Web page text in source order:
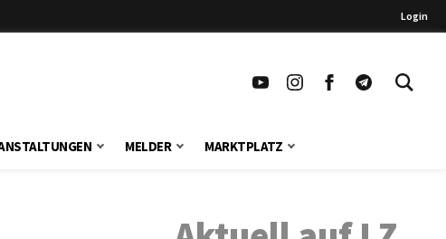
Login
MELDER MARKTPLATZ